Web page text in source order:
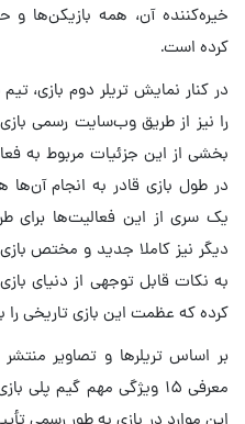
خیره‌کننده آن، همه بازیکن‌ها
کرده است.
را نیز از طریق وب‌سایت رسمی بازی
بخشی از این جزئیات مربوط به
در طول بازی قادر به انجام
یک سری از این فعالیت‌ها برای
دیگر نیز کاملا جدید و مختص
به نکات قابل توجهی از دنیای
کرده که عظمت این بازی تاریخی
بر اساس تریلرها و تصاویر
این موارد در بازی به طور رسمی